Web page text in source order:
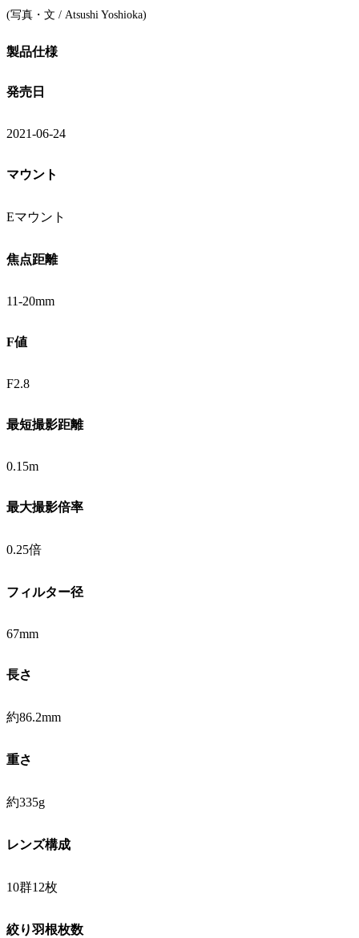
(写真・文 / Atsushi Yoshioka)
製品仕様
発売日
2021-06-24
マウント
Eマウント
焦点距離
11-20mm
F値
F2.8
最短撮影距離
0.15m
最大撮影倍率
0.25倍
フィルター径
67mm
長さ
約86.2mm
重さ
約335g
レンズ構成
10群12枚
絞り羽根枚数